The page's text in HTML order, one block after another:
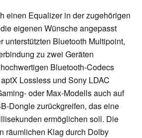
einen Equalizer in der zugehörigen
eigenen Wünsche angepasst
unterstützten Bluetooth Multipoint,
zu zwei Geräten
Bluetooth-Codecs
Lossless und Sony LDAC
oder Max-Modells auch auf
Dongle zurückgreifen, das eine
ermöglichen soll. Die
räumlichen Klag durch Dolby